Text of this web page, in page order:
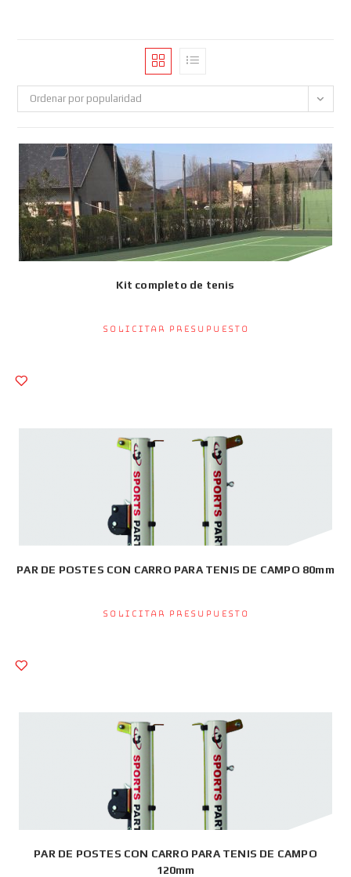
Ordenar por popularidad
Kit completo de tenis
Solicitar presupuesto
PAR DE POSTES CON CARRO PARA TENIS DE CAMPO 80mm
Solicitar presupuesto
PAR DE POSTES CON CARRO PARA TENIS DE CAMPO
120mm